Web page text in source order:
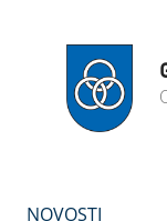
NOVOSTI